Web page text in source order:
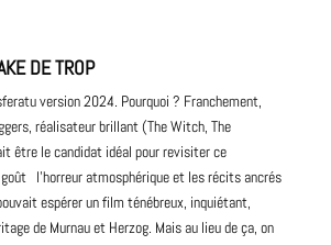
DE TROP
version 2024. Pourquoi ? Franchement,
réalisateur brillant (The Witch, The
être le candidat idéal pour revisiter ce
l’horreur atmosphérique et les récits ancrés
espérer un film ténébreux, inquiétant,
de Murnau et Herzog. Mais au lieu de ça, on